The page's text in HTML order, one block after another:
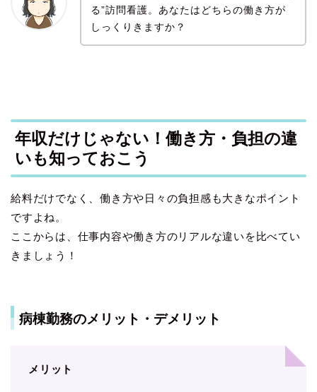
る”訪問看護。あなたはどちらの働き方が
しっくりきますか？
年収だけじゃない！働き方・負担の違
いも知っておこう
給料だけでなく、働き方や日々の負担感も大きなポイント
ですよね。
ここからは、仕事内容や働き方のリアルな違いを比べてい
きましょう！
病棟勤務のメリット・デメリット
メリット